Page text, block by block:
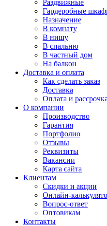
Раздвижные
Гардеробные
Назначение
В комнату
В нишу
В спальню
В частный дом
На балкон
Доставка и оплата
Как сделать заказ
Доставка
Оплата и рассрочка
О компании
Производство
Гарантия
Портфолио
Отзывы
Реквизиты
Вакансии
Карта сайта
Клиентам
Скидки и акции
Онлайн-
Вопрос-ответ
Оптовикам
Контакты